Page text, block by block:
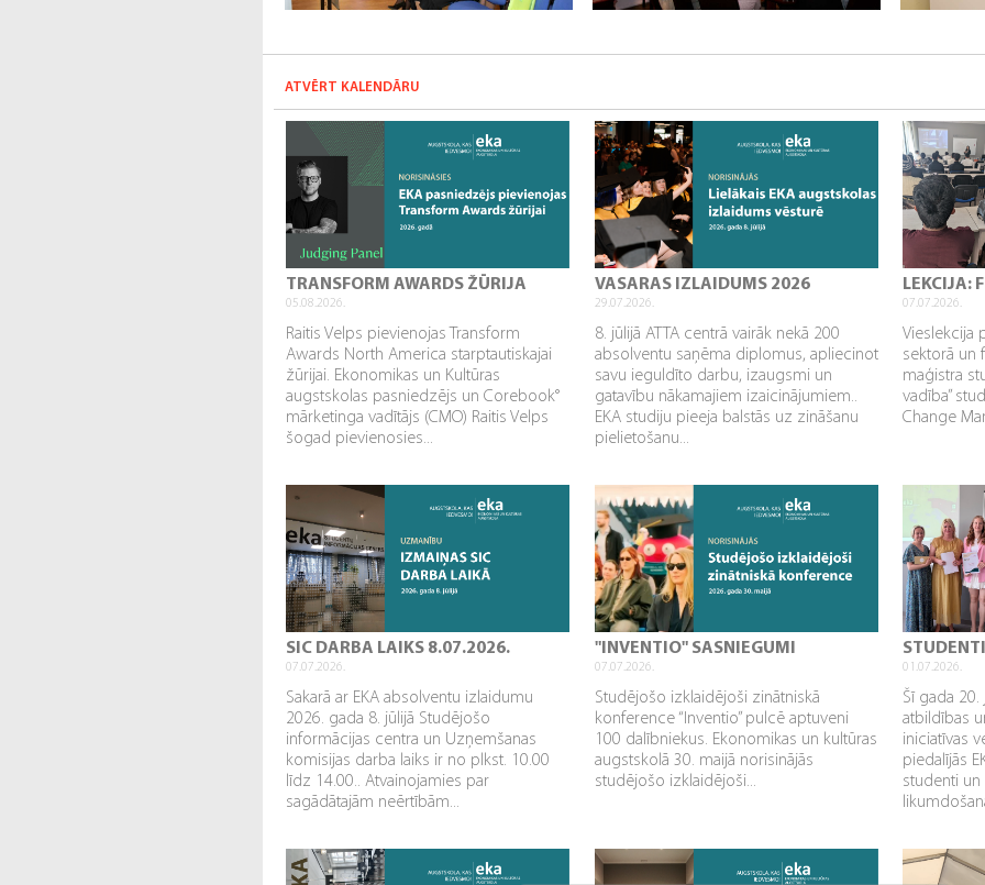
ATVĒRT KALENDĀRU
TRANSFORM AWARDS ŽŪRIJA
05.08.2026.
Raitis Velps pievienojas Transform
Awards North America starptautiskajai
žūrijai. Ekonomikas un Kultūras
augstskolas pasniedzējs un Corebook°
mārketinga vadītājs (CMO) Raitis Velps
šogad pievienosies...
VASARAS IZLAIDUMS 2026
29.07.2026.
8. jūlijā ATTA centrā vairāk nekā 200
absolventu saņēma diplomus, apliecinot
savu ieguldīto darbu, izaugsmi un
gatavību nākamajiem izaicinājumiem..
EKA studiju pieeja balstās uz zināšanu
pielietošanu...
LEKCIJA:
07.07.2026.
Vieslekcija
sektorā un
maģistra
vadība”
Change
SIC DARBA LAIKS 8.07.2026.
07.07.2026.
Sakarā ar EKA absolventu izlaidumu
2026. gada 8. jūlijā Studējošo
informācijas centra un Uzņemšanas
komisijas darba laiks ir no plkst. 10.00
līdz 14.00.. Atvainojamies par
sagādātajām neērtībām...
"INVENTIO" SASNIEGUMI
07.07.2026.
Studējošo izklaidējoši zinātniskā
konference “Inventio” pulcē aptuveni
100 dalībniekus. Ekonomikas un kultūras
augstskolā 30. maijā norisinājās
studējošo izklaidējoši...
01.07.2026.
Šī gada
atbildības
iniciatīvas
piedalījās
studenti un